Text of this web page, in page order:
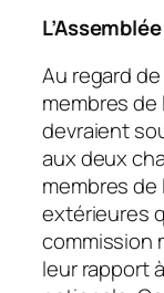
Au regard
membres
devraient
aux deux
membres
extérieures
commission
leur rapport